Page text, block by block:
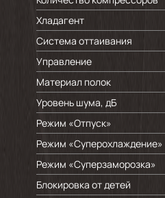
Хладагент
Система оттаивания
Управление
Материал полок
Уровень шума, дБ
Режим «Отпуск»
Режим «Суперохлаждение»
Режим «Суперзаморозка»
Блокировка от детей